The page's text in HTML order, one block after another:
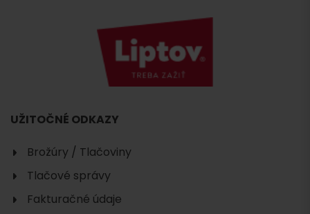
UŽITOČNÉ ODKAZY
Brožúry / Tlačoviny
Tlačové správy
Fakturačné údaje